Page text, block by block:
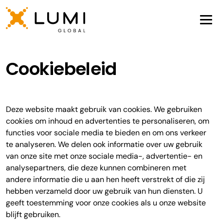
Cookiebeleid
Deze website maakt gebruik van cookies. We gebruiken
cookies om inhoud en advertenties te personaliseren, om
functies voor sociale media te bieden en om ons verkeer
te analyseren. We delen ook informatie over uw gebruik
van onze site met onze sociale media-, advertentie- en
analysepartners, die deze kunnen combineren met
andere informatie die u aan hen heeft verstrekt of die zij
hebben verzameld door uw gebruik van hun diensten. U
geeft toestemming voor onze cookies als u onze website
blijft gebruiken.